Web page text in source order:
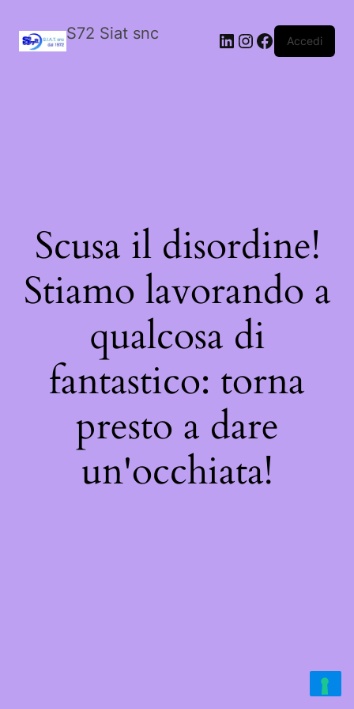
S72 Siat snc LinkedIn
Instagram
Facebook
Accedi
Scusa il disordine!
Stiamo lavorando a
qualcosa di
fantastico: torna
presto a dare
un'occhiata!